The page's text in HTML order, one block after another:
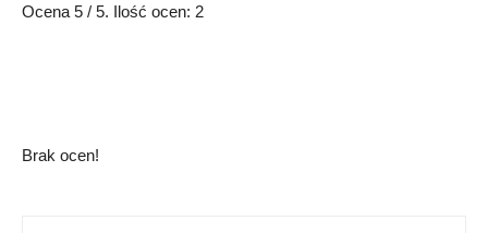
Ocena 5 / 5. Ilość ocen: 2
Brak ocen!